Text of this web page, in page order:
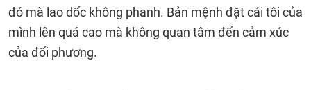
đó mà lao dốc không phanh. Bản mệnh đặt cái tôi của
mình lên quá cao mà không quan tâm đến cảm xúc
của đối phương.